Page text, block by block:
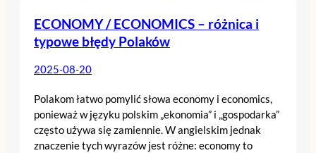
ECONOMY / ECONOMICS – różnica i
typowe błędy Polaków
2025-08-20
Polakom łatwo pomylić słowa economy i economics,
ponieważ w języku polskim „ekonomia” i „gospodarka”
często używa się zamiennie. W angielskim jednak
znaczenie tych wyrazów jest różne: economy to